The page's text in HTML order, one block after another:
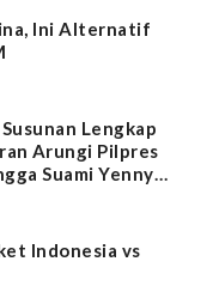
Ini Alternatif
Lengkap
Arungi Pilpres
Suami Yenny
Indonesia vs